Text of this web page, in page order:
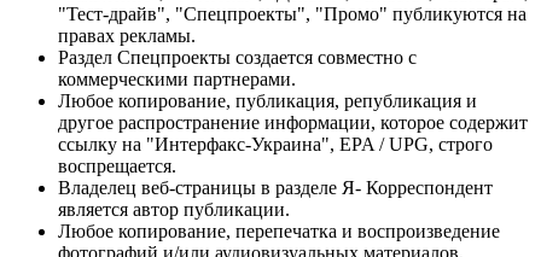
"Тест-драйв", "Спецпроекты", "Промо" публикуются на
правах рекламы.
Раздел Спецпроекты создается совместно с
коммерческими партнерами.
Любое копирование, публикация, републикация и
другое распространение информации, которое содержит
ссылку на "Интерфакс-Украина", EPA / UPG, строго
воспрещается.
Владелец веб-страницы в разделе Я- Корреспондент
является автор публикации.
Любое копирование, перепечатка и воспроизведение
фотографий и/или аудиовизуальных материалов,